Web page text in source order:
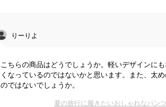
りーりよ
こちらの商品はどうでしょうか。軽いデザインに
くなっているのではないかと思います。また、太
のではないでしょうか。
夏の旅行に履きたいおしゃれなパン